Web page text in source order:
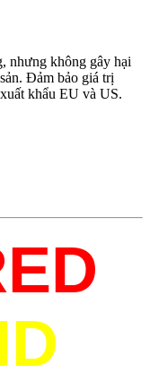
nhưng không gây hại
Đảm bảo giá trị
khẩu EU và US.